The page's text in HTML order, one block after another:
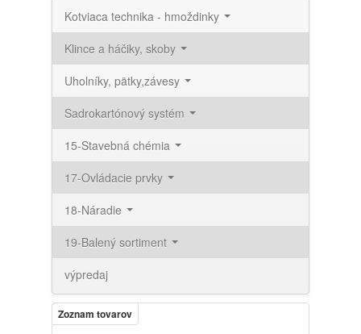
Kotviaca technika - hmoždinky
Klince a háčiky, skoby
Uholníky, pätky,závesy
Sadrokartónový systém
15-Stavebná chémia
17-Ovládacie prvky
18-Náradie
19-Balený sortiment
výpredaj
Zoznam tovarov